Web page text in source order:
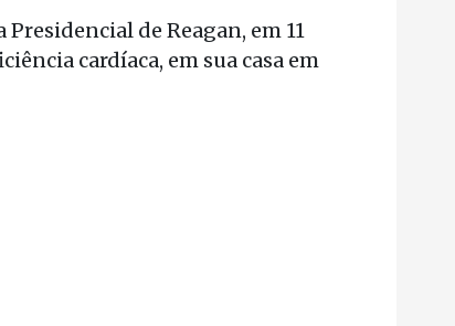
de Reagan, em 11
cardíaca, em sua casa em